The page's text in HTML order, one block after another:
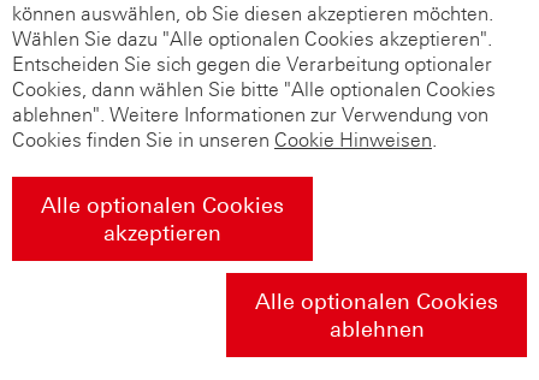
können auswählen, ob Sie diesen akzeptieren möchten.
Wählen Sie dazu "Alle optionalen Cookies akzeptieren".
Entscheiden Sie sich gegen die Verarbeitung optionaler
Cookies, dann wählen Sie bitte "Alle optionalen Cookies
ablehnen". Weitere Informationen zur Verwendung von
Cookies finden Sie in unseren Cookie Hinweisen.
Alle optionalen Cookies
akzeptieren
Alle optionalen Cookies
ablehnen